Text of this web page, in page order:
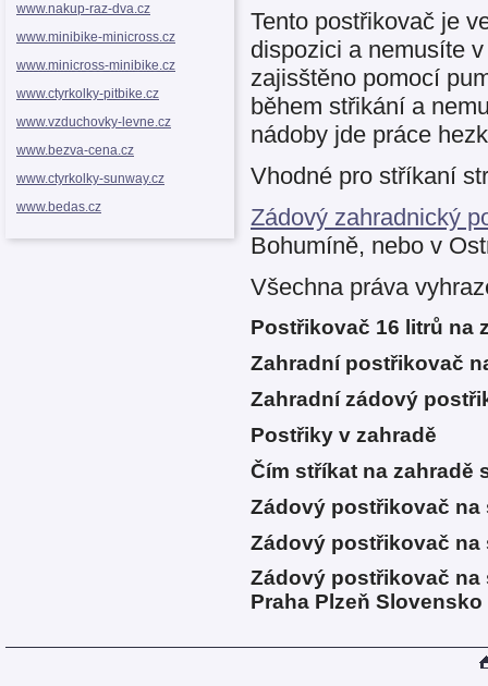
www.nakup-raz-dva.cz
www.minibike-minicross.cz
www.minicross-minibike.cz
www.ctyrkolky-pitbike.cz
www.vzduchovky-levne.cz
www.bezva-cena.cz
www.ctyrkolky-sunway.cz
www.bedas.cz
Tento postřikovač je
dispozici a nemusíte
zajisštěno pomocí
během střikání a
nádoby jde práce
Vhodné pro stříkaní
Zádový zahradnický
Bohumíně, nebo v
Všechna práva
Postřikovač 16 litrů na
Zahradní postřikovač
Zahradní zádový
Postřiky v zahradě
Čím stříkat na zahradě
Zádový postřikovač na
Zádový postřikovač na
Zádový postřikovač
Praha Plzeň Slovensko